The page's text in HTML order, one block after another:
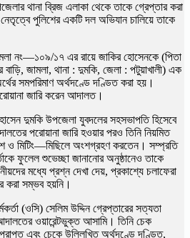
থানা ব্রিজ এলাকা থেকে তাকে গ্রেপ্তার করা
পুলিশের একটি দল অভিযান চালিয়ে তাকে
নং—১০৯/১৭ এর রায়ে জাকির হোসেনকে (পিতা
বাড়ি, জামলা, থানা : দুমকি, জেলা : পটুয়াখালী) এক
সমপরিমাণ অর্থদণ্ডে দণ্ডিত করা হয়।
জারি করেন আদালত।
দুমকি উপজেলা যুবদলের সহসভাপতি হিসেবে
পরোয়ানা জারি হওয়ার পরও তিনি নিয়মিত
ও মিটিং—মিছিলে অংশগ্রহণ করতেন। সম্প্রতি
ফুলেল শুভেচ্ছা জানানোর অনুষ্ঠানেও তাকে
মধ্যে প্রশ্ন দেখা দেয়, প্রকাশ্যে চলাফেরা
করা সম্ভব হয়নি।
(ওসি) সেলিম উদ্দিন গ্রেপ্তারের সত্যতা
ওয়ারেন্টভুক্ত আসামি। তিনি চেক
এবং চেকে উল্লিখিত অর্থদণ্ডে দণ্ডিত,